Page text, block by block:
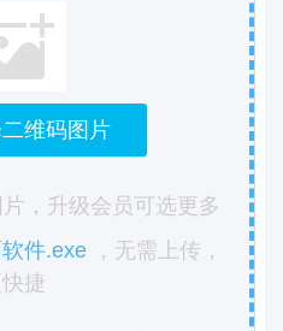
维码图片
，升级会员可选更多
件.exe ，无需上传，
快捷